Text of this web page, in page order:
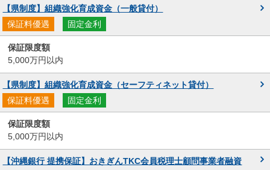
【県制度】組織強化育成資金（一般貸付）
保証料優遇
固定金利
5,000万円以内
【県制度】組織強化育成資金（セーフティネット貸付）
保証料優遇
固定金利
5,000万円以内
【沖縄銀行 提携保証】おきぎんTKC会員税理士顧問事業者融資